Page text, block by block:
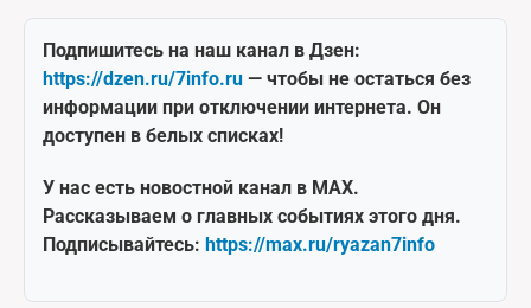
Подпишитесь на наш канал в Дзен:
https://dzen.ru/7info.ru — чтобы не остаться без
информации при отключении интернета. Он
доступен в белых списках!
У нас есть новостной канал в MAX.
Рассказываем о главных событиях этого дня.
Подписывайтесь: https://max.ru/ryazan7info